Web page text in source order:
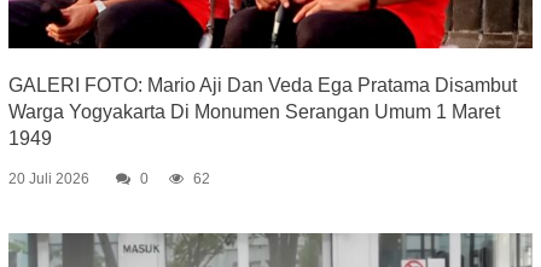
GALERI FOTO: Mario Aji Dan Veda Ega Pratama Disambut
Warga Yogyakarta Di Monumen Serangan Umum 1 Maret
1949
20 Juli 2026 0 62